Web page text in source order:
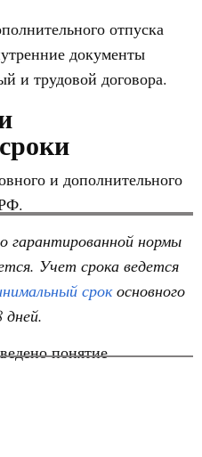
отпуска
документы
и трудовой договора.
и дополнительного
гарантированной нормы
Учет срока ведется
срокосновного
дней.
понятие